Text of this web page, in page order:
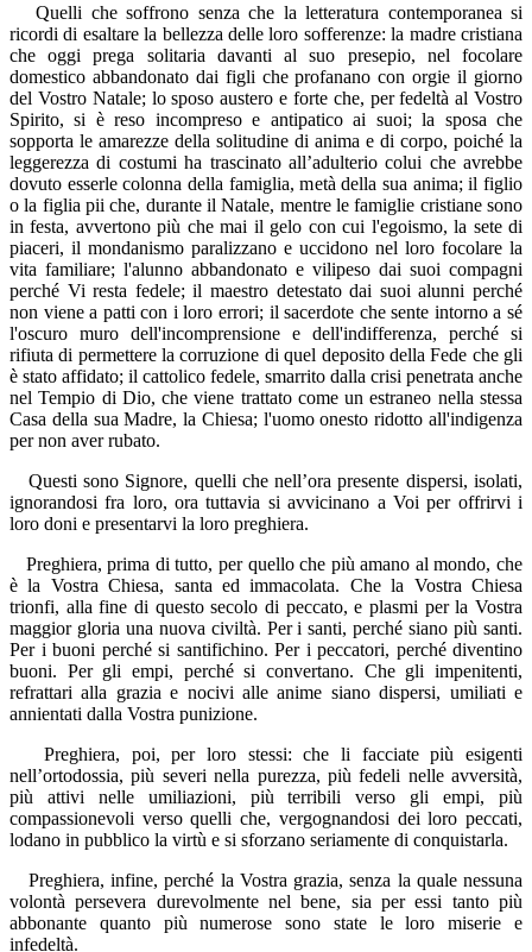
Quelli che soffrono senza che la letteratura contemporanea si
ricordi di esaltare la bellezza delle loro sofferenze: la madre cristiana
che oggi prega solitaria davanti al suo presepio, nel focolare
domestico abbandonato dai figli che profanano con orgie il giorno
del Vostro Natale; lo sposo austero e forte che, per fedeltà al Vostro
Spirito, si è reso incompreso e antipatico ai suoi; la sposa che
sopporta le amarezze della solitudine di anima e di corpo, poiché la
leggerezza di costumi ha trascinato all’adulterio colui che avrebbe
dovuto esserle colonna della famiglia, metà della sua anima; il figlio
o la figlia pii che, durante il Natale, mentre le famiglie cristiane sono
in festa, avvertono più che mai il gelo con cui l'egoismo, la sete di
piaceri, il mondanismo paralizzano e uccidono nel loro focolare la
vita familiare; l'alunno abbandonato e vilipeso dai suoi compagni
perché Vi resta fedele; il maestro detestato dai suoi alunni perché
non viene a patti con i loro errori; il sacerdote che sente intorno a sé
l'oscuro muro dell'incomprensione e dell'indifferenza, perché si
rifiuta di permettere la corruzione di quel deposito della Fede che gli
è stato affidato; il cattolico fedele, smarrito dalla crisi penetrata anche
nel Tempio di Dio, che viene trattato come un estraneo nella stessa
Casa della sua Madre, la Chiesa; l'uomo onesto ridotto all'indigenza
per non aver rubato.
Questi sono Signore, quelli che nell’ora presente dispersi, isolati,
ignorandosi fra loro, ora tuttavia si avvicinano a Voi per offrirvi i
loro doni e presentarvi la loro preghiera.
Preghiera, prima di tutto, per quello che più amano al mondo, che
è la Vostra Chiesa, santa ed immacolata. Che la Vostra Chiesa
trionfi, alla fine di questo secolo di peccato, e plasmi per la Vostra
maggior gloria una nuova civiltà. Per i santi, perché siano più santi.
Per i buoni perché si santifichino. Per i peccatori, perché diventino
buoni. Per gli empi, perché si convertano. Che gli impenitenti,
refrattari alla grazia e nocivi alle anime siano dispersi, umiliati e
annientati dalla Vostra punizione.
Preghiera, poi, per loro stessi: che li facciate più esigenti
nell’ortodossia, più severi nella purezza, più fedeli nelle avversità,
più attivi nelle umiliazioni, più terribili verso gli empi, più
compassionevoli verso quelli che, vergognandosi dei loro peccati,
lodano in pubblico la virtù e si sforzano seriamente di conquistarla.
Preghiera, infine, perché la Vostra grazia, senza la quale nessuna
volontà persevera durevolmente nel bene, sia per essi tanto più
abbonante quanto più numerose sono state le loro miserie e
infedeltà.